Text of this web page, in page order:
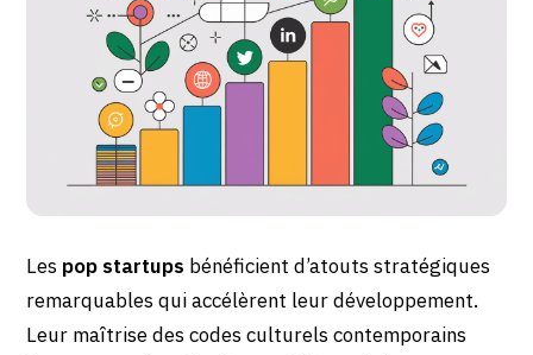
Les pop startups bénéficient d’atouts stratégiques
remarquables qui accélèrent leur développement.
Leur maîtrise des codes culturels contemporains